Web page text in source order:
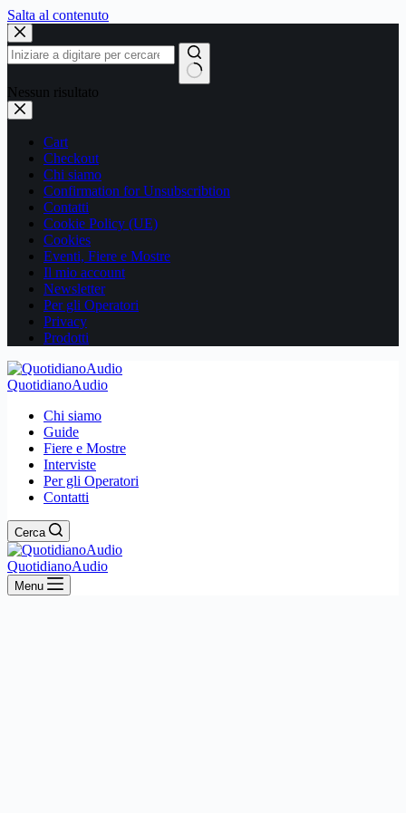
Salta al contenuto
Nessun risultato
Cart
Checkout
Chi siamo
Confirmation for Unsubscribtion
Contatti
Cookie Policy (UE)
Cookies
Eventi, Fiere e Mostre
Il mio account
Newsletter
Per gli Operatori
Privacy
Prodotti
QuotidianoAudio
Chi siamo
Guide
Fiere e Mostre
Interviste
Per gli Operatori
Contatti
Cerca
QuotidianoAudio
Menu